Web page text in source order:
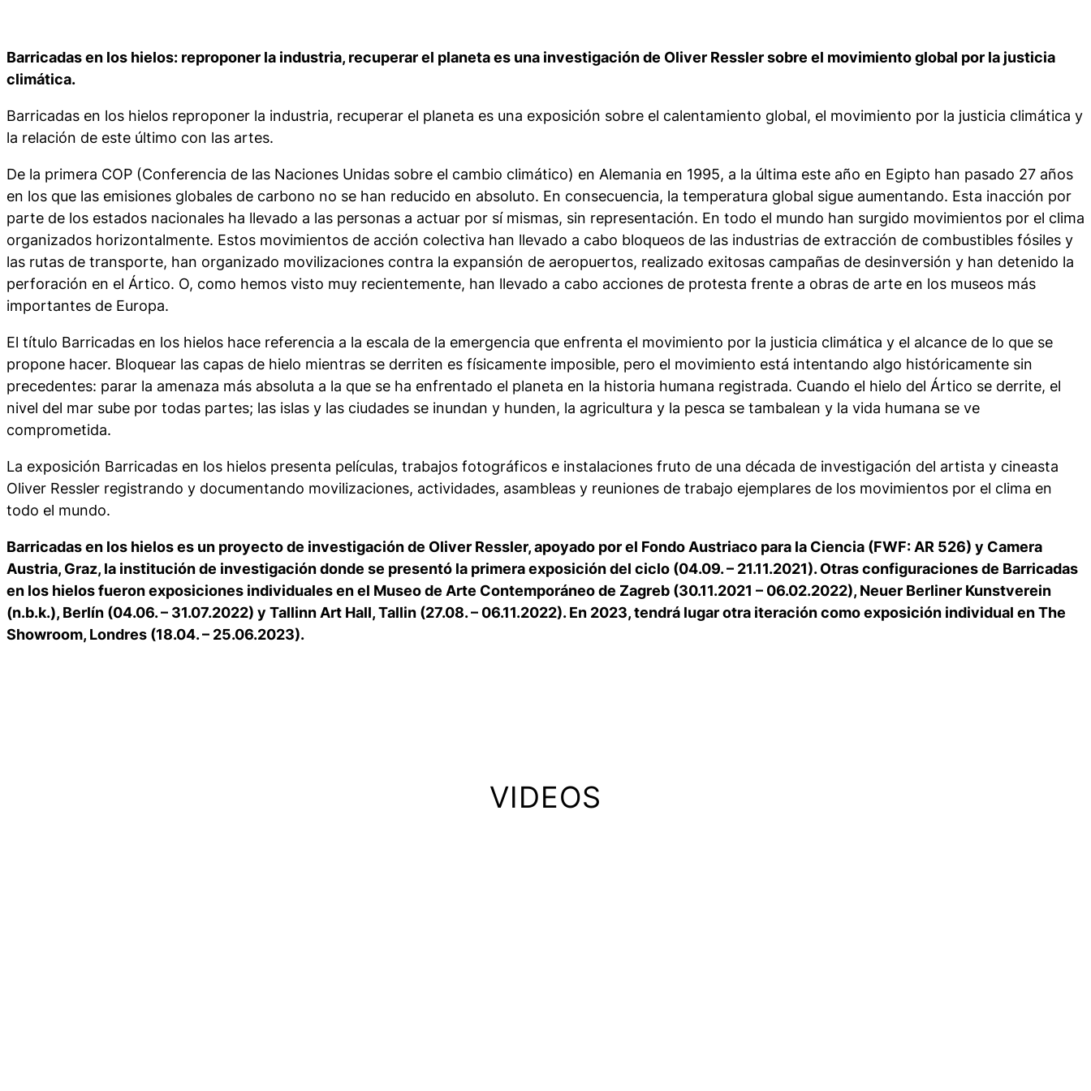
Barricadas en los hielos: reproponer la industria, recuperar el planeta es una investigación de Oliver Ressler sobre el movimiento global por la justicia
climática.
Barricadas en los hielos reproponer la industria, recuperar el planeta es una exposición sobre el calentamiento global, el movimiento por la justicia climática y
la relación de este último con las artes.
De la primera COP (Conferencia de las Naciones Unidas sobre el cambio climático) en Alemania en 1995, a la última este año en Egipto han pasado 27 años
en los que las emisiones globales de carbono no se han reducido en absoluto. En consecuencia, la temperatura global sigue aumentando. Esta inacción por
parte de los estados nacionales ha llevado a las personas a actuar por sí mismas, sin representación. En todo el mundo han surgido movimientos por el clima
organizados horizontalmente. Estos movimientos de acción colectiva han llevado a cabo bloqueos de las industrias de extracción de combustibles fósiles y
las rutas de transporte, han organizado movilizaciones contra la expansión de aeropuertos, realizado exitosas campañas de desinversión y han detenido la
perforación en el Ártico. O, como hemos visto muy recientemente, han llevado a cabo acciones de protesta frente a obras de arte en los museos más
importantes de Europa.
El título Barricadas en los hielos hace referencia a la escala de la emergencia que enfrenta el movimiento por la justicia climática y el alcance de lo que se
propone hacer. Bloquear las capas de hielo mientras se derriten es físicamente imposible, pero el movimiento está intentando algo históricamente sin
precedentes: parar la amenaza más absoluta a la que se ha enfrentado el planeta en la historia humana registrada. Cuando el hielo del Ártico se derrite, el
nivel del mar sube por todas partes; las islas y las ciudades se inundan y hunden, la agricultura y la pesca se tambalean y la vida humana se ve
comprometida.
La exposición Barricadas en los hielos presenta películas, trabajos fotográficos e instalaciones fruto de una década de investigación del artista y cineasta
Oliver Ressler registrando y documentando movilizaciones, actividades, asambleas y reuniones de trabajo ejemplares de los movimientos por el clima en
todo el mundo.
Barricadas en los hieloses un proyecto de investigación de Oliver Ressler, apoyado por el Fondo Austriaco para la Ciencia (FWF: AR 526) y Camera
Austria, Graz, la institución de investigación donde se presentó la primera exposición del ciclo (04.09. – 21.11.2021). Otras configuraciones de Barricadas
en los hielosfueron exposiciones individuales en el Museo de Arte Contemporáneo de Zagreb (30.11.2021 – 06.02.2022), Neuer Berliner Kunstverein
(n.b.k.), Berlín (04.06. – 31.07.2022) y Tallinn Art Hall, Tallin (27.08. – 06.11.2022). En 2023, tendrá lugar otra iteración como exposición individual en The
Showroom, Londres (18.04. – 25.06.2023).
VIDEOS